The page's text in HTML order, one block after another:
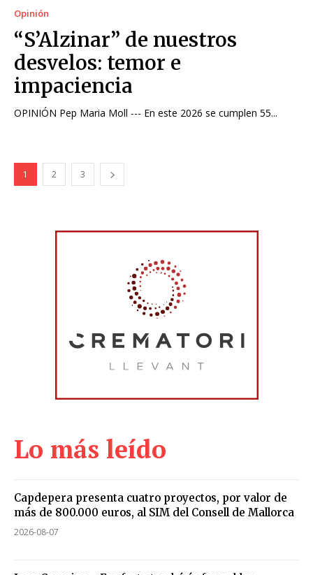
Opinión
“S’Alzinar” de nuestros
desvelos: temor e
impaciencia
OPINIÓN Pep Maria Moll --- En este 2026 se cumplen 55...
1 2 3
Lo más leído
Capdepera presenta cuatro proyectos, por valor de
más de 800.000 euros, al SIM del Consell de Mallorca
2026-08-07